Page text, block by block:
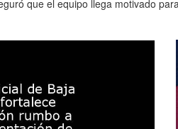
que el equipo llega motivado